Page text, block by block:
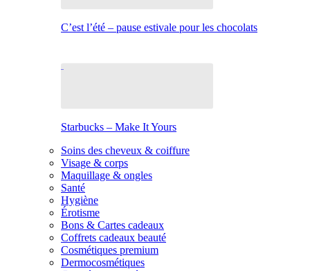
C’est l’été – pause estivale pour les chocolats
Starbucks – Make It Yours
Soins des cheveux & coiffure
Visage & corps
Maquillage & ongles
Santé
Hygiène
Érotisme
Bons & Cartes cadeaux
Coffrets cadeaux beauté
Cosmétiques premium
Dermocosmétiques